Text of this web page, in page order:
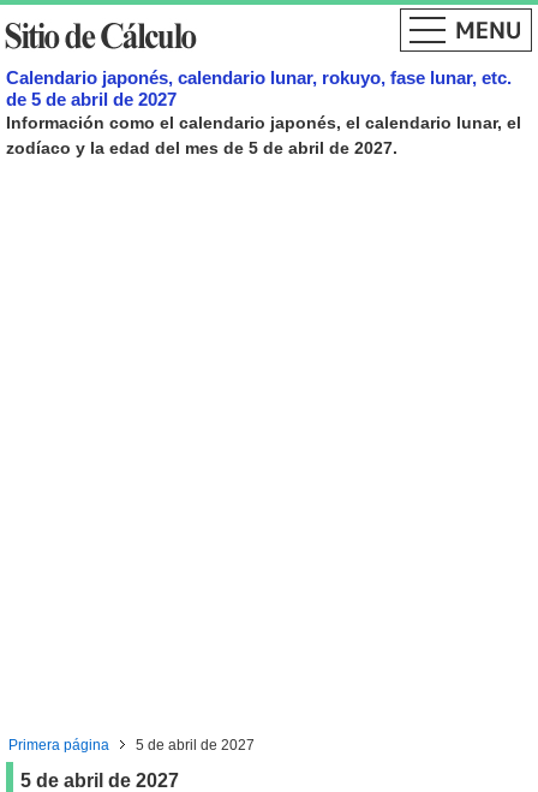
Calendario japonés, calendario lunar, rokuyo, fase lunar, etc.
de 5 de abril de 2027
Información como el calendario japonés, el calendario lunar, el
zodíaco y la edad del mes de 5 de abril de 2027.
Primera página 5 de abril de 2027
5 de abril de 2027